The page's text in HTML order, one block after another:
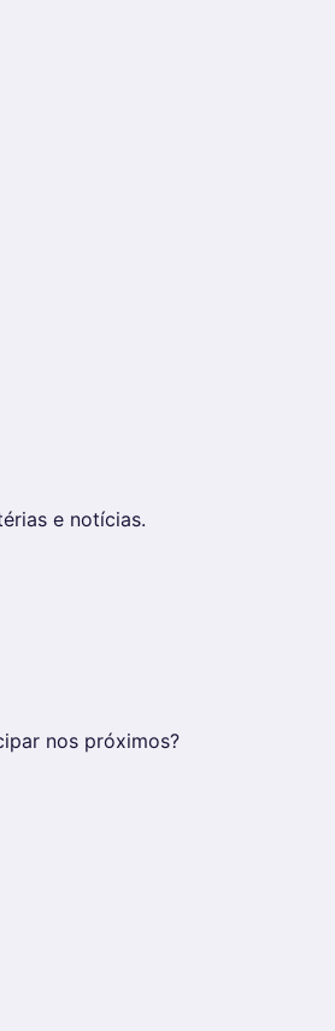
e notícias.
nos próximos?